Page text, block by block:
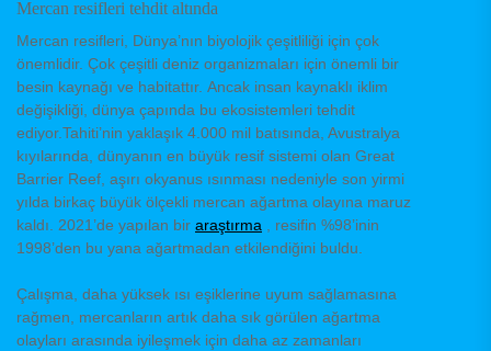
Mercan resifleri tehdit altında
Mercan resifleri, Dünya’nın biyolojik çeşitliliği için çok
önemlidir. Çok çeşitli deniz organizmaları için önemli bir
besin kaynağı ve habitattır. Ancak insan kaynaklı iklim
değişikliği, dünya çapında bu ekosistemleri tehdit
ediyor.Tahiti’nin yaklaşık 4.000 mil batısında, Avustralya
kıyılarında, dünyanın en büyük resif sistemi olan Great
Barrier Reef, aşırı okyanus ısınması nedeniyle son yirmi
yılda birkaç büyük ölçekli mercan ağartma olayına maruz
kaldı. 2021’de yapılan bir araştırma , resifin %98’inin
1998’den bu yana ağartmadan etkilendiğini buldu.
Çalışma, daha yüksek ısı eşiklerine uyum sağlamasına
rağmen, mercanların artık daha sık görülen ağartma
olayları arasında iyileşmek için daha az zamanları